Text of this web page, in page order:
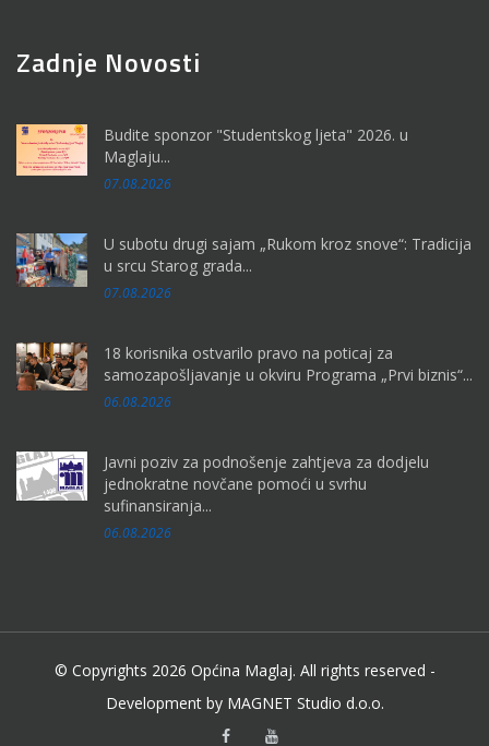
Zadnje Novosti
Budite sponzor "Studentskog ljeta" 2026. u
Maglaju...
07.08.2026
U subotu drugi sajam „Rukom kroz snove“: Tradicija
u srcu Starog grada...
07.08.2026
18 korisnika ostvarilo pravo na poticaj za
samozapošljavanje u okviru Programa „Prvi biznis“...
06.08.2026
Javni poziv za podnošenje zahtjeva za dodjelu
jednokratne novčane pomoći u svrhu
sufinansiranja...
06.08.2026
© Copyrights 2026 Općina Maglaj. All rights reserved -
Development by MAGNET Studio d.o.o.